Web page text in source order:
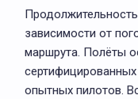
зависимости от
маршрута. Полёты
опытных пилотов.